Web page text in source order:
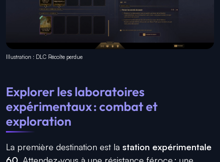
Illustration : DLC Récolte perdue
Explorer les laboratoires
expérimentaux : combat et
exploration
La première destination est la station expérimentale